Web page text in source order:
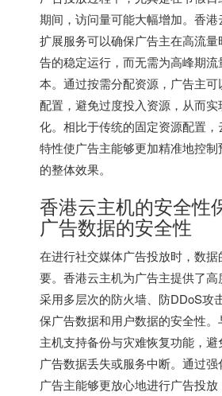
期间，访问量可能大幅增加。香
扩展服务可以确保广告主在高流
告的稳定运行，而无需为高峰期
本。通过按需分配资源，广告主
配置，避免过度投入资源，从而
化。相比于传统的固定资源配置
特性使广告主能够更加精准地控
的整体效果。
香港云主机的安全性
广告数据的安全性
在进行社交媒体广告投放时，数
要。香港云主机为广告主提供了高
采用多层次的防火墙、防DDoS攻
保广告数据和用户数据的安全性
主机支持备份与灾难恢复功能，
广告数据丢失或服务中断。通过强
广告主能够更放心地进行广告投